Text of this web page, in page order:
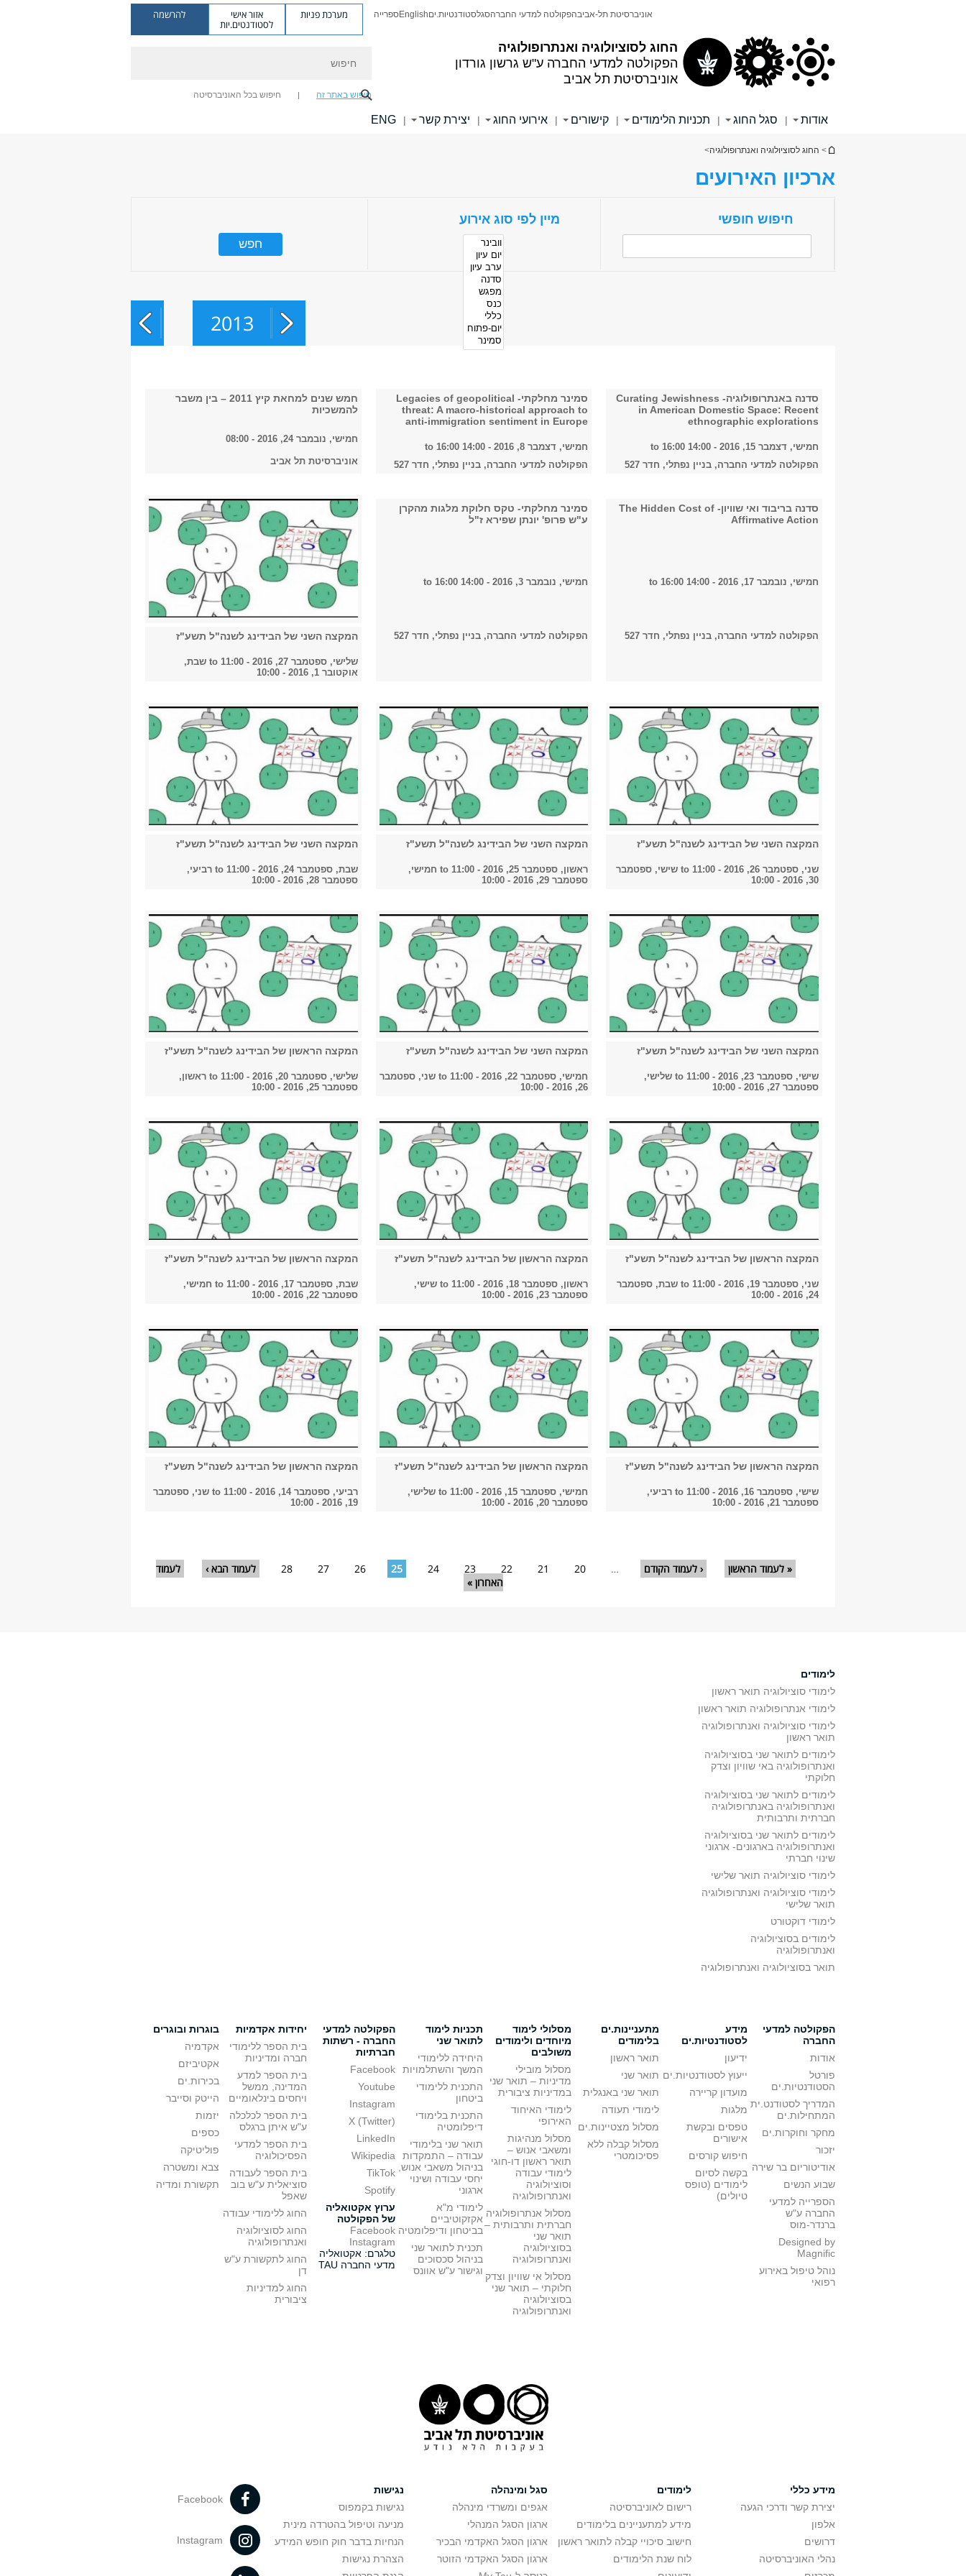
החוג לסוציולוגיה ואנתרופולוגיה
הפקולטה למדעי החברה ע"ש גרשון גורדון
אוניברסיטת תל אביב
אוניברסיטת תל-אביבהפקולטה למדעי החברהסגלסטודנטיות.יםEnglishספרייה מערכת פניות אזור אישי
לסטודנטים.יות
להרשמה
חיפוש באתר זה חיפוש בכל האוניברסיטה
אודות | סגל החוג | תכניות הלימודים | קישורים | אירועי החוג | יצירת קשר |
ENG
הינך נמצא כאן
> החוג לסוציולוגיה ואנתרופולוגיה>
ארכיון האירועים
חיפוש חופשי מיין לפי סוג אירוע
2013
2014
2016
2017
2018
2019
2020
2022
2023
2024
2025
2026
הכל
סדנה באנתרופולוגיה- Curating Jewishness
in American Domestic Space: Recent
ethnographic explorations
חמישי, דצמבר 15, 2016 - 14:00
16:00
הפקולטה למדעי החברה, בניין נפתלי, חדר 527
סמינר מחלקתי- Legacies of geopolitical
threat: A macro-historical approach to
anti-immigration sentiment in Europe
חמישי, דצמבר 8, 2016 - 14:00
to
16:00
הפקולטה למדעי החברה, בניין נפתלי, חדר 527
חמש שנים למחאת קיץ 2011 – בין משבר
להמשכיות
חמישי, נובמבר 24, 2016 - 08:00
אוניברסיטת תל אביב
סדנה בריבוד ואי שוויון- The Hidden Cost of
Affirmative Action
חמישי, נובמבר 17, 2016 - 14:00
16:00
הפקולטה למדעי החברה, בניין נפתלי, חדר 527
סמינר מחלקתי- טקס חלוקת מלגות מהקרן
ע"ש פרופ' יונתן שפירא ז"ל
חמישי, נובמבר 3, 2016 - 14:00
16:00
הפקולטה למדעי החברה, בניין נפתלי, חדר 527 המקצה השני של הבידינג לשנה"ל תשע"ז
שלישי, ספטמבר 27, 2016 - 11:00 to
שבת,
אוקטובר 1, 2016 - 10:00
המקצה השני של הבידינג לשנה"ל תשע"ז
שני, ספטמבר 26, 2016 - 11:00
שישי, ספטמבר
30, 2016 - 10:00
המקצה השני של הבידינג לשנה"ל תשע"ז
ראשון, ספטמבר 25, 2016 - 11:00
חמישי,
ספטמבר 29, 2016 - 10:00
המקצה השני של הבידינג לשנה"ל תשע"ז
שבת, ספטמבר 24, 2016 - 11:00 to
רביעי,
ספטמבר 28, 2016 - 10:00
המקצה השני של הבידינג לשנה"ל תשע"ז
שישי, ספטמבר 23, 2016 - 11:00
שלישי,
ספטמבר 27, 2016 - 10:00
המקצה השני של הבידינג לשנה"ל תשע"ז
חמישי, ספטמבר 22, 2016 - 11:00 to
שני, ספטמבר
26, 2016 - 10:00
המקצה הראשון של הבידינג לשנה"ל תשע"ז
שלישי, ספטמבר 20, 2016 - 11:00 to
ראשון,
ספטמבר 25, 2016 - 10:00
המקצה הראשון של הבידינג לשנה"ל תשע"ז
שני, ספטמבר 19, 2016 - 11:00
שבת, ספטמבר
24, 2016 - 10:00
המקצה הראשון של הבידינג לשנה"ל תשע"ז
ראשון, ספטמבר 18, 2016 - 11:00 to
שישי,
ספטמבר 23, 2016 - 10:00
המקצה הראשון של הבידינג לשנה"ל תשע"ז
שבת, ספטמבר 17, 2016 - 11:00 to
חמישי,
ספטמבר 22, 2016 - 10:00
המקצה הראשון של הבידינג לשנה"ל תשע"ז
שישי, ספטמבר 16, 2016 - 11:00
רביעי,
ספטמבר 21, 2016 - 10:00
המקצה הראשון של הבידינג לשנה"ל תשע"ז
חמישי, ספטמבר 15, 2016 - 11:00
שלישי,
ספטמבר 20, 2016 - 10:00
המקצה הראשון של הבידינג לשנה"ל תשע"ז
רביעי, ספטמבר 14, 2016 - 11:00 to
שני, ספטמבר
19, 2016 - 10:00
עמודים« לעמוד הראשון ‹ לעמוד הקודם …
20
21
22
23
24
25
26
27
28 לעמוד הבא ›
לעמוד
האחרון »
לימודים
לימודי סוציולוגיה תואר ראשון
לימודי אנתרופולוגיה תואר ראשון
לימודי סוציולוגיה ואנתרופולוגיה
תואר ראשון
לימודים לתואר שני בסוציולוגיה
ואנתרופולוגיה באי שוויון וצדק
חלוקתי
לימודים לתואר שני בסוציולוגיה
ואנתרופולוגיה באנתרופולוגיה
חברתית ותרבותית
לימודים לתואר שני בסוציולוגיה
ואנתרופולוגיה בארגונים- ארגוני
שינוי חברתי
לימודי סוציולוגיה תואר שלישי
לימודי סוציולוגיה ואנתרופולוגיה
תואר שלישי
לימודי דוקטורט
לימודים בסוציולוגיה
ואנתרופולוגיה
תואר בסוציולוגיה ואנתרופולוגיה
הפקולטה למדעי
החברה
אודות
פורטל
הסטודנטיות.ים
המדריך לסטודנט.ית
המתחילות.ים
מחקר וחוקרות.ים
יזכור
אודיטוריום בר שירה
שבוע הנשים
הספרייה למדעי
החברה ע"ש
ברנדר-מוס
Designed by
Magnific
נוהל טיפול באירוע
רפואי
מידע
לסטודנטיות.ים
ידיעון
ייעוץ לסטודנטיות.ים
מועדון קריירה
מלגות
טפסים ובקשת
אישורים
חיפוש קורסים
בקשה לסיום
לימודים (טופס
טיולים)
מתעניינות.ים
בלימודים
תואר ראשון
תואר שני
תואר שני באנגלית
לימודי תעודה
מסלול מצטיינות.ים
מסלול קבלה ללא
פסיכומטרי
מסלולי לימוד
מיוחדים ולימודים
משולבים
מסלול מובילי
מדיניות – תואר שני
במדיניות ציבורית
לימודי האיחוד
האירופי
מסלול מנהיגות
ומשאבי אנוש –
תואר ראשון דו-חוגי
לימודי עבודה
וסוציולוגיה
ואנתרופולוגיה
מסלול אנתרופולוגיה
חברתית ותרבותית –
תואר שני
בסוציולוגיה
ואנתרופולוגיה
מסלול אי שוויון וצדק
חלוקתי – תואר שני
בסוציולוגיה
ואנתרופולוגיה
תכניות לימוד
לתואר שני
היחידה ללימודי
המשך והשתלמויות
התכנית ללימודי
ביטחון
התכנית בלימודי
דיפלומטיה
תואר שני בלימודי
עבודה – התמקדות
בניהול משאבי אנוש,
יחסי עבודה ושינוי
ארגוני
לימודי מ"א
אקזקוטיביים
בביטחון ודיפלומטיה
תכנית לתואר שני
בניהול סכסוכים
וגישור ע"ש אוונס
הפקולטה למדעי
החברה - רשתות
חברתיות
Facebook
Youtube
Instagram
X (Twitter)
LinkedIn
Wikipedia
TikTok
Spotify
ערוץ אקטואליה
של הפקולטה
Facebook
Instagram
טלגרם: אקטואליה
מדעי החברה TAU
יחידות אקדמיות
בית הספר ללימודי
חברה ומדיניות
בית הספר למדע
המדינה, ממשל
ויחסים בינלאומיים
בית הספר לכלכלה
ע"ש איתן ברגלס
בית הספר למדעי
הפסיכולוגיה
בית הספר לעבודה
סוציאלית ע"ש בוב
שאפל
החוג ללימודי עבודה
החוג לסוציולוגיה
ואנתרופולוגיה
החוג לתקשורת ע"ש
דן
החוג למדיניות
ציבורית
בוגרות ובוגרים
אקדמיה
אקטיביזם
בכירות.ים
הייטק וסייבר
יזמות
כספים
פוליטיקה
צבא ומשטרה
תקשורת ומדיה
מידע כללי
יצירת קשר ודרכי הגעה
אלפון
דרושים
נהלי האוניברסיטה
לימודים
רישום לאוניברסיטה
מידע למתעניינים בלימודים
חישוב סיכויי קבלה לתואר ראשון
לוח שנת הלימודים
סגל ומינהלה
אגפים ומשרדי מינהלה
ארגון הסגל המנהלי
ארגון הסגל האקדמי הבכיר
ארגון הסגל האקדמי הזוטר
נגישות
נגישות בקמפוס
מניעה וטיפול בהטרדה מינית
הנחיות בדבר חוק חופש המידע
הצהרת נגישות
Facebook
Instagram